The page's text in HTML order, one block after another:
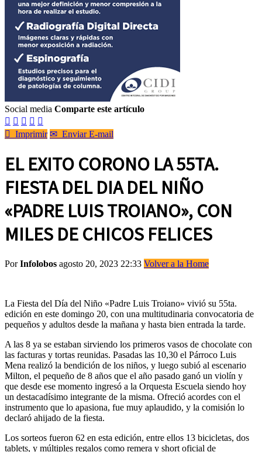
Social media Comparte este artículo
    
 Imprimir ✉ Enviar E-mail
EL EXITO CORONO LA 55TA.
FIESTA DEL DIA DEL NIÑO
«PADRE LUIS TROIANO», CON
MILES DE CHICOS FELICES
PorInfolobos agosto 20, 2023 22:33 Volver a la Home
La Fiesta del Día del Niño «Padre Luis Troiano» vivió su 55ta.
edición en este domingo 20, con una multitudinaria convocatoria de
pequeños y adultos desde la mañana y hasta bien entrada la tarde.
A las 8 ya se estaban sirviendo los primeros vasos de chocolate con
las facturas y tortas reunidas. Pasadas las 10,30 el Párroco Luis
Mena realizó la bendición de los niños, y luego subió al escenario
Milton, el pequeño de 8 años que el año pasado ganó un violín y
que desde ese momento ingresó a la Orquesta Escuela siendo hoy
un destacadísimo integrante de la misma. Ofreció acordes con el
instrumento que lo apasiona, fue muy aplaudido, y la comisión lo
declaró ahijado de la fiesta.
Los sorteos fueron 62 en esta edición, entre ellos 13 bicicletas, dos
tablets, y múltiples regalos como remera y short oficial de